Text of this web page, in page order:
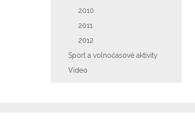
2010
2011
2012
Sport a volnočasové aktivity
Video